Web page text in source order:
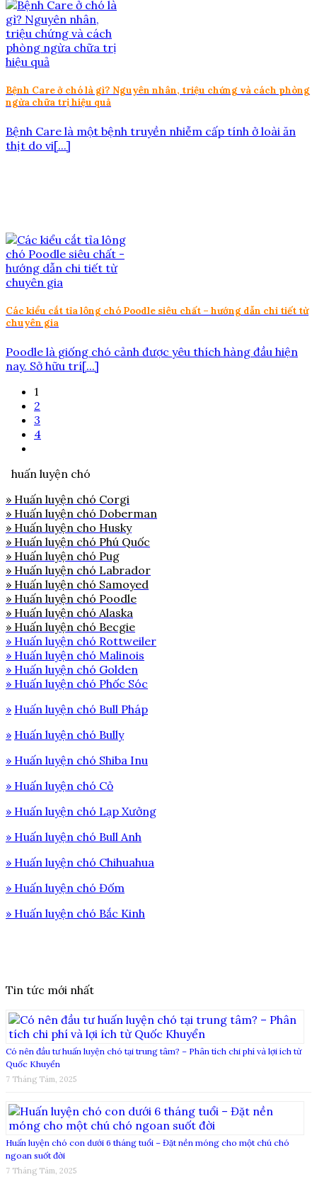
Bệnh Care ở chó là gì? Nguyên nhân, triệu chứng và cách phòng
ngừa chữa trị hiệu quả
Bệnh Care là một bệnh truyền nhiễm cấp tính ở loài ăn
thịt do vi[...]
Các kiểu cắt tỉa lông chó Poodle siêu chất – hướng dẫn chi tiết từ
chuyên gia
Poodle là giống chó cảnh được yêu thích hàng đầu hiện
nay. Sở hữu trí[...]
1
2
3
4
huấn luyện chó
» Huấn luyện chó Corgi
» Huấn luyện chó Doberman
» Huấn luyện cho Husky
» Huấn luyện chó Phú Quốc
» Huấn luyện chó Pug
» Huấn luyện chó Labrador
» Huấn luyện chó Samoyed
» Huấn luyện chó Poodle
» Huấn luyện chó Alaska
» Huấn luyện chó Becgie
» Huấn luyện chó Rottweiler
» Huấn luyện chó Malinois
» Huấn luyện chó Golden
» Huấn luyện chó Phốc Sóc
» Huấn luyện chó Bull Pháp
» Huấn luyện chó Bully
» Huấn luyện chó Shiba Inu
» Huấn luyện chó Cỏ
» Huấn luyện chó Lạp Xưởng
» Huấn luyện chó Bull Anh
» Huấn luyện chó Chihuahua
» Huấn luyện chó Đốm
» Huấn luyện chó Bắc Kinh
Tin tức mới nhất
Có nên đầu tư huấn luyện chó tại trung tâm? – Phân tích chi phí và lợi ích từ
Quốc Khuyển
7 Tháng Tám, 2025
Huấn luyện chó con dưới 6 tháng tuổi – Đặt nền móng cho một chú chó
ngoan suốt đời
7 Tháng Tám, 2025